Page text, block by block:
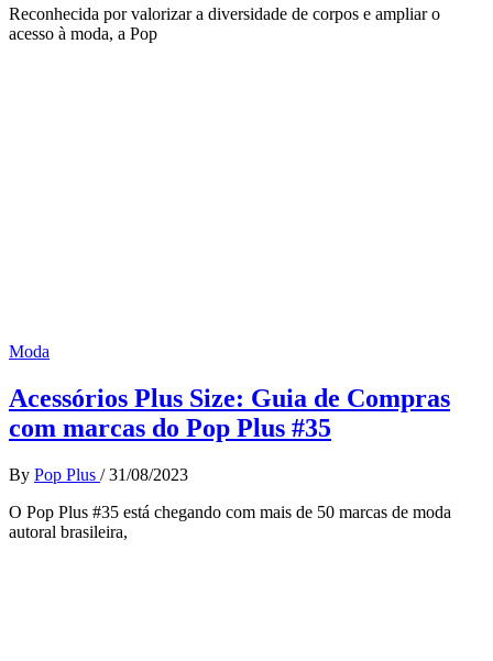
Reconhecida por valorizar a diversidade de corpos e ampliar o
acesso à moda, a Pop
Moda
Acessórios Plus Size: Guia de Compras
com marcas do Pop Plus #35
By Pop Plus / 31/08/2023
O Pop Plus #35 está chegando com mais de 50 marcas de moda
autoral brasileira,